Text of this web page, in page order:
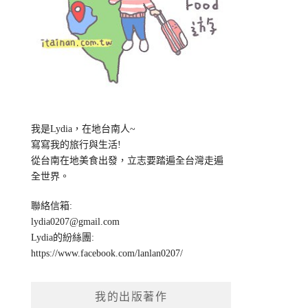
我是Lydia，在地台南人~
寫寫我的旅行與生活!
從台南在地美食出發，立志要踏遍全台灣走遍
全世界。
聯絡信箱:
lydia0207@gmail.com
Lydia的紛絲團:
https://www.facebook.com/lanlan0207/
我的出版著作